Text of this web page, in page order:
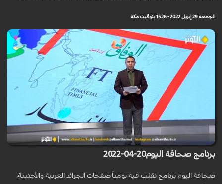
الجمعة 29 إبريل 2022 - 15:26 بتوقيت مكة
برنامج صحافة اليوم20-04-2022
صحافة اليوم برنامج نقلب فيه يومياً صفحات الجرائد العربية والأجنبية،